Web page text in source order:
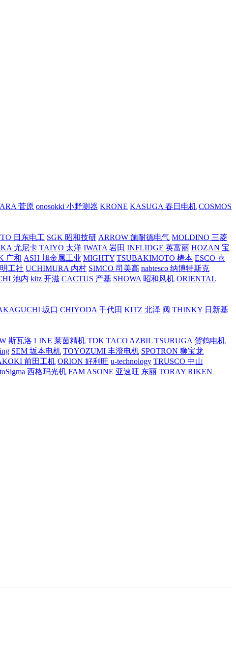
菅原 onosokki 小野测器 KRONE KASUGA 春日电机 COSMOS
日东电工 SGK 昭和技研 ARROW 施耐德电气 MOLDINO 三菱
尤尼卡 TAIYO 太洋 IWATA 岩田 INFLIDGE 英富丽 HOZAN 宝
广和 ASH 旭金属工业 MIGHTY TSUBAKIMOTO 椿本 ESCO 喜
工社 UCHIMURA 内村 SIMCO 司美高 nabtesco 纳博特斯克
池内 kitz 开滋 CACTUS 产基 SHOWA 昭和风机 ORIENTAL
坂口 CHIYODA 千代田 KITZ 北泽 阀 THINKY 日新基
斯瓦洛 LINE 莱茵精机 TDK TACO AZBIL TSURUGA 贺鹤电机
SEM 坂本电机 TOYOZUMI 丰澄电机 SPOTRON 狮宝龙
前田工机 ORION 好利旺 u-technology TRUSCO 中山
西格玛光机 FAM ASONE 亚速旺 东丽 TORAY RIKEN